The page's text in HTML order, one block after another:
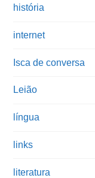
história
internet
Isca de conversa
Leião
língua
links
literatura